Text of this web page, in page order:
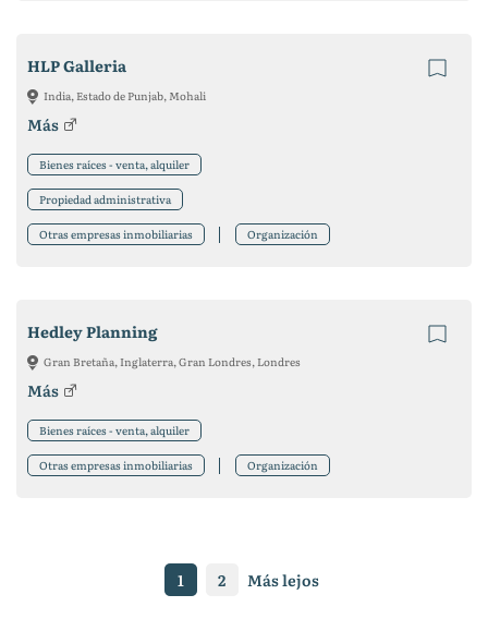
HLP Galleria
India, Estado de Punjab, Mohali
Más
Bienes raíces - venta, alquiler
Propiedad administrativa
Otras empresas inmobiliarias Organización
Hedley Planning
Gran Bretaña, Inglaterra, Gran Londres, Londres
Más
Bienes raíces - venta, alquiler
Otras empresas inmobiliarias Organización
1 2 Más lejos